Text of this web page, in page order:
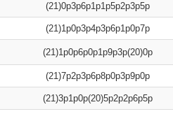
(21)0p3p6p1p1p5p2p3p5p
(21)1p0p3p4p3p6p1p0p7p
(21)1p0p6p0p1p9p3p(20)0p
(21)7p2p3p6p8p0p3p9p0p
(21)3p1p0p(20)5p2p2p6p5p